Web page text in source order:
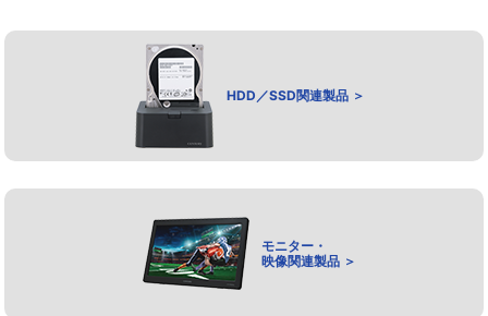
HDD／SSD関連製品 ＞
モニター・
映像関連製品 ＞